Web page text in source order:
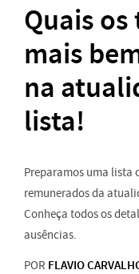
Quais
mais
na
lista!
Preparamos uma lista
remunerados da
Conheça todos os
ausências.
POR FLAVIO